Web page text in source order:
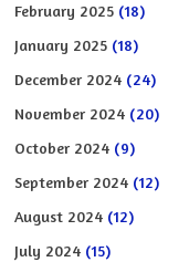
February 2025 (18)
January 2025 (18)
December 2024 (24)
November 2024 (20)
October 2024 (9)
September 2024 (12)
August 2024 (12)
July 2024 (15)